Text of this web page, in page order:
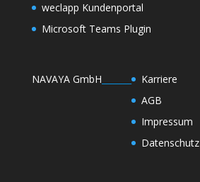
weclapp Kundenportal
Microsoft Teams Plugin
NAVAYA GmbH
Karriere
AGB
Impressum
Datenschutz